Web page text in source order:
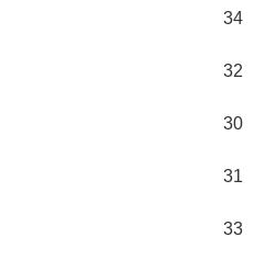
34
32
30
31
33